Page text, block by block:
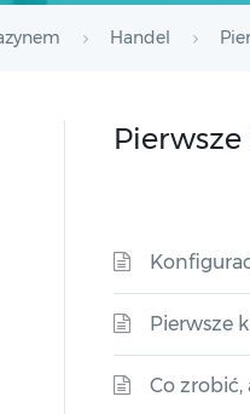
Handel
Pierwsze
Co zrobić,